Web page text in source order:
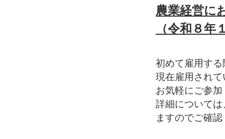
農業経営に
（令和８年
初めて雇用す
現在雇用され
お気軽にご参
詳細については
ますのでご確